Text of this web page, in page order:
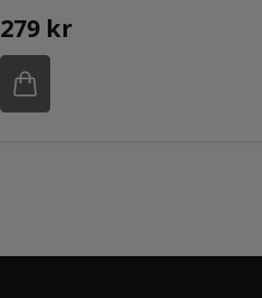
279 kr